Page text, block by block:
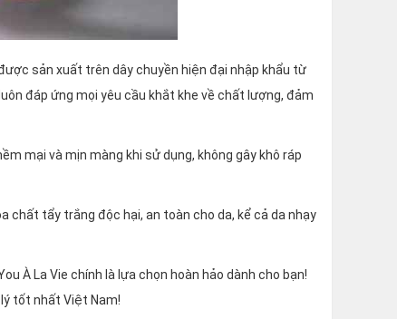
được sản xuất trên dây chuyền hiện đại nhập khẩu từ
đáp ứng mọi yêu cầu khắt khe về chất lượng, đảm
mại và mịn màng khi sử dụng, không gây khô ráp
chất tẩy trắng độc hại, an toàn cho da, kể cả da nhạy
À La Vie chính là lựa chọn hoàn hảo dành cho bạn!
tốt nhất Việt Nam!